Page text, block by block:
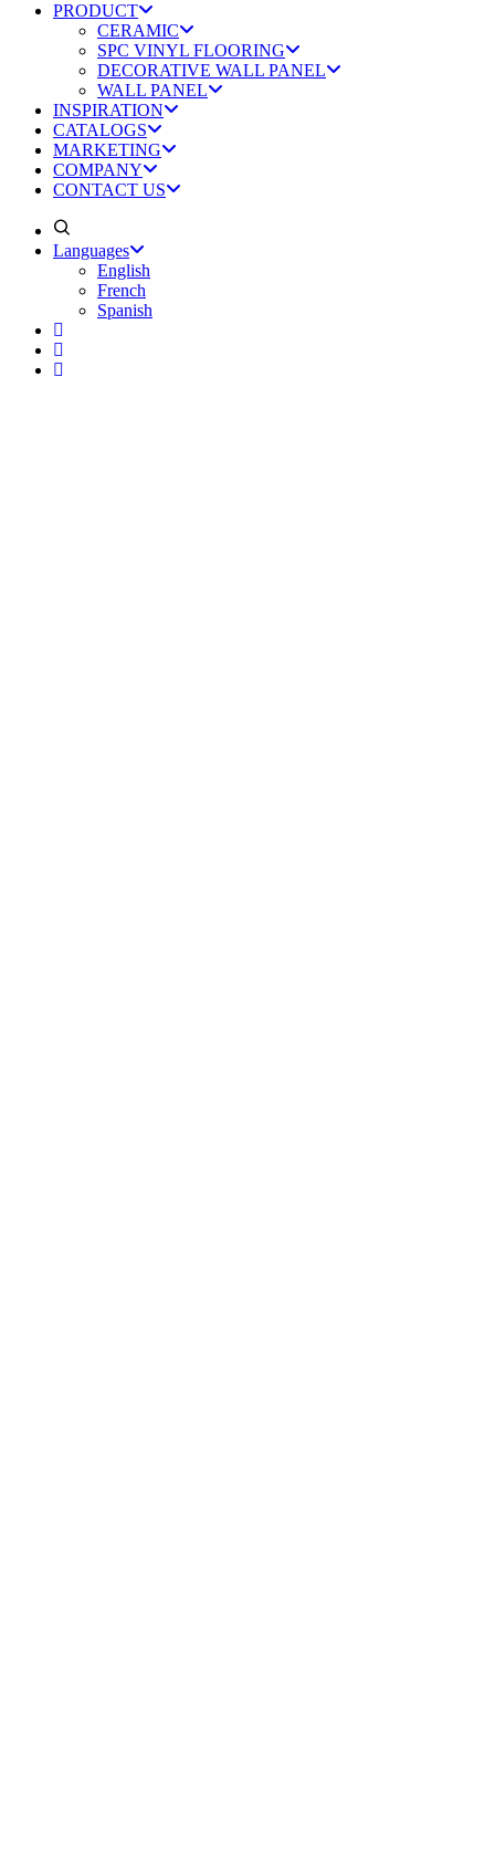
PRODUCT
CERAMIC
SPC VINYL FLOORING
DECORATIVE WALL PANEL
WALL PANEL
INSPIRATION
CATALOGS
MARKETING
COMPANY
CONTACT US
Languages
English
French
Spanish